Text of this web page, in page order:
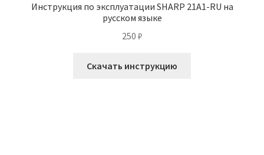
Инструкция по эксплуатации SHARP 21A1-RU на
русском языке
250 ₽
Скачать инструкцию